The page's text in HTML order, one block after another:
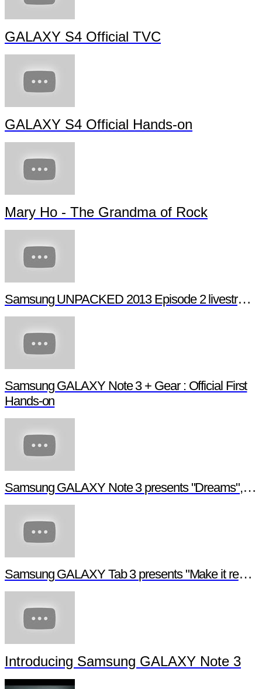
GALAXY S4 Official TVC - Sound & Shot
Samsung PREMIERE 2013 livestream (full length)
GALAXY S4 Official TVC
GALAXY S4 Official Hands-on
Mary Ho - The Grandma of Rock
Samsung UNPACKED 2013 Episode 2 livestream (full length)
Samsung GALAXY Note 3 + Gear : Official First
Hands-on
Samsung GALAXY Note 3 presents "Dreams", a digital short film